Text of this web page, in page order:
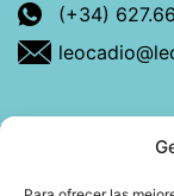
(+34)